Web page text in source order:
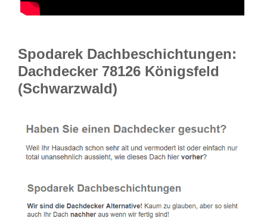
Spodarek Dachbeschichtungen:
Dachdecker 78126 Königsfeld
(Schwarzwald)